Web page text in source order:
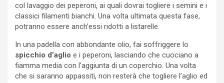
col lavaggio dei peperoni, ai quali dovrai togliere i semini e i
classici filamenti bianchi. Una volta ultimata questa fase,
potranno essere anch’essi ridotti a listarelle.
In una padella con abbondante olio, fai soffriggere lo
spicchio d’aglio e i peperoni, lasciando che cuociano a
fiamma media con l’aggiunta di un coperchio. Una volta
che si saranno appassiti, non resterà che togliere l’aglio ed